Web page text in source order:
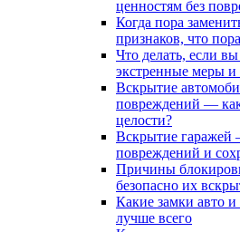
ценностям без
Когда пора
признаков, что
Что делать, если
экстренные меры
Вскрытие
повреждений — как
целости?
Вскрытие гаражей
повреждений и
Причины
безопасно их
Какие замки авто
лучше всего